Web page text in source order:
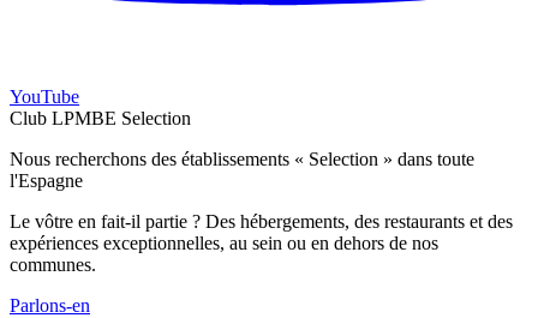
YouTube
Club LPMBE Selection
Nous recherchons des établissements « Selection » dans toute
l'Espagne
Le vôtre en fait-il partie ? Des hébergements, des restaurants et des
expériences exceptionnelles, au sein ou en dehors de nos
communes.
Parlons-en